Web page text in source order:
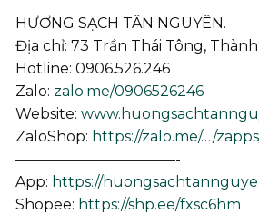
HƯƠNG SẠCH TÂN NGUYÊN.
Địa chỉ: 73 Trần Thái Tông,
Hotline: 0906.526.246
Zalo: zalo.me/0906526246
Website:
ZaloShop: https://zalo.me/…/
———————————-
App: https://
Shopee: https://shp.ee/fxsc6hm